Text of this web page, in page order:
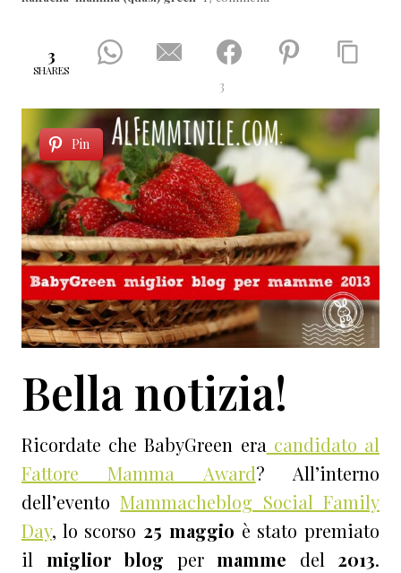
green
3
SHARES
3
Pin
Bella notizia!
Ricordate che BabyGreen era candidato al
Fattore Mamma Award? All’interno
dell’eventoMammacheblog Social Family
Day, lo scorso 25 maggio è stato premiato
il miglior blog per mamme del 2013.